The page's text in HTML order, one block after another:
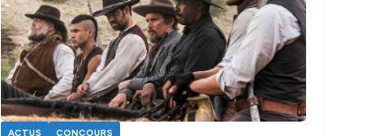
ACTUS CONCOURS